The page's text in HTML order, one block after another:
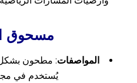
مسحوق
المواصفات: مطحون بشكل
يُستخدم في